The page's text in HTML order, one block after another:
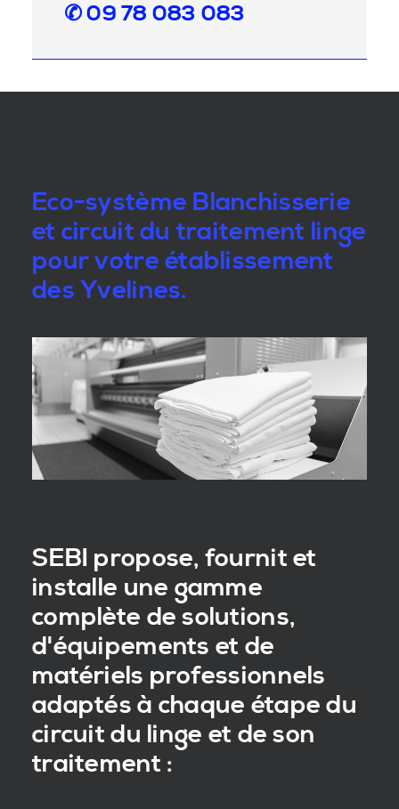
✆ 09 78 083 083
Eco-système Blanchisserie
et circuit du traitement linge
pour votre établissement
des Yvelines.
SEBI propose, fournit et
installe une gamme
complète de solutions,
d'équipements et de
matériels professionnels
adaptés à chaque étape du
circuit du linge et de son
traitement :